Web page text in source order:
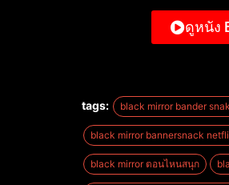
ดูหนัง
tags: black mirror bander
black mirror bannersnack
black mirror ตอนไหนสนุก